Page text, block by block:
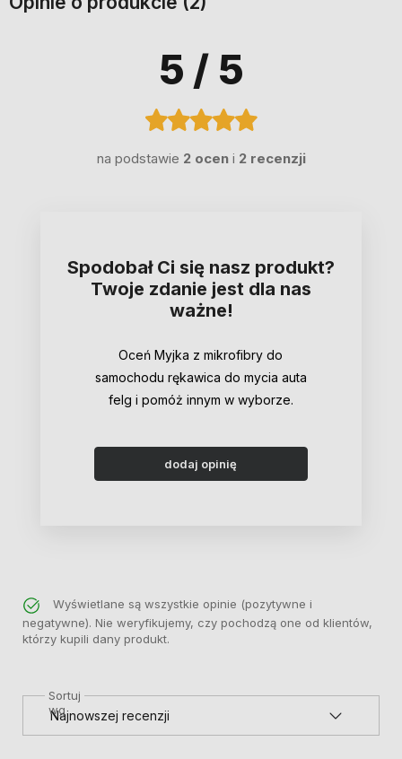
5 / 5
na podstawie 2 oceni 2 recenzji
Spodobał Ci się nasz produkt?
Twoje zdanie jest dla nas
ważne!
Oceń Myjka z mikrofibry do
samochodu rękawica do mycia auta
felg i pomóż innym w wyborze.
dodaj opinię
Wyświetlane są wszystkie opinie (pozytywne i
negatywne). Nie weryfikujemy, czy pochodzą one od klientów,
którzy kupili dany produkt.
Sortuj
wg